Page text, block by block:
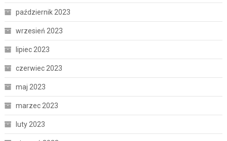
październik 2023
wrzesień 2023
lipiec 2023
czerwiec 2023
maj 2023
marzec 2023
luty 2023